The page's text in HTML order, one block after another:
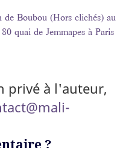
de Boubou (Hors clichés) au
quai de Jemmapes à Paris
privé à l'auteur,
?